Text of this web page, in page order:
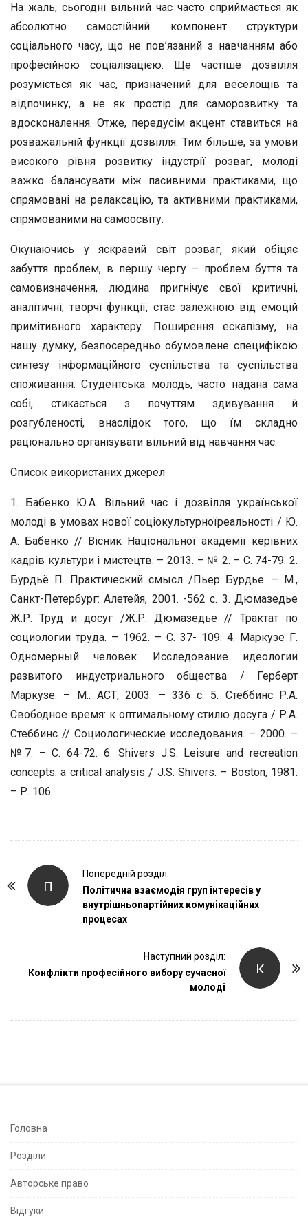
На жаль, сьогодні вільний час часто сприймається як
абсолютно самостійний компонент структури
соціального часу, що не пов’язаний з навчанням або
професійною соціалізацією. Ще частіше дозвілля
розуміється як час, призначений для веселощів та
відпочинку, а не як простір для саморозвитку та
вдосконалення. Отже, передусім акцент ставиться на
розважальній функції дозвілля. Тим більше, за умови
високого рівня розвитку індустрії розваг, молоді
важко балансувати між пасивними практиками, що
спрямовані на релаксацію, та активними практиками,
спрямованими на самоосвіту.
Окунаючись у яскравий світ розваг, який обіцяє
забуття проблем, в першу чергу – проблем буття та
самовизначення, людина пригнічує свої критичні,
аналітичні, творчі функції, стає залежною від емоцій
примітивного характеру. Поширення ескапізму, на
нашу думку, безпосередньо обумовлене специфікою
синтезу інформаційного суспільства та суспільства
споживання. Студентська молодь, часто надана сама
собі, стикається з почуттям здивування й
розгубленості, внаслідок того, що їм складно
раціонально організувати вільний від навчання час.
Список використаних джерел
1. Бабенко Ю.А. Вільний час і дозвілля української
молоді в умовах нової соціокультурноїреальності / Ю.
А. Бабенко // Вісник Національної академії керівних
кадрів культури і мистецтв. – 2013. – № 2. – С. 74-79. 2.
Бурдьё П. Практический смысл /Пьер Бурдье. – М.,
Санкт-Петербург: Алетейя, 2001. -562 с. 3. Дюмазедье
Ж.Р. Труд и досуг /Ж.Р. Дюмазедье // Трактат по
социологии труда. – 1962. – С. 37- 109. 4. Маркузе Г.
Одномерный человек. Исследование идеологии
развитого индустриального общества / Герберт
Маркузе. – М.: АСТ, 2003. – 336 с. 5. Стеббинс Р.А.
Свободное время: к оптимальному стилю досуга / Р.А.
Стеббинс // Социологические исследования. – 2000. –
№7. – С. 64-72. 6. Shivers J.S. Leisure and recreation
concepts: a critical analysis / J.S. Shivers. – Boston, 1981.
– Р. 106.
П
Попередній розділ:
Політична взаємодія груп інтересів у
внутрішньопартійних комунікаційних
процесах
К
Наступний розділ:
Конфлікти професійного вибору сучасної
молоді
S
e
S
Головна
Розділи
Авторське право
Відгуки